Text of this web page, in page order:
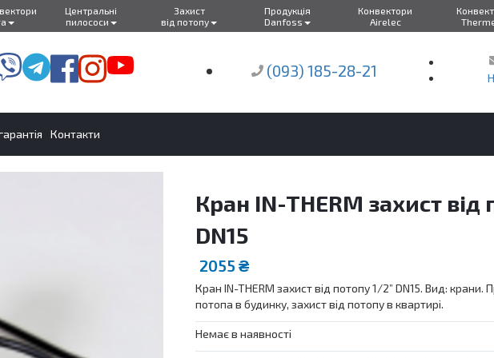
(093) 185-28-21
Контакти
Кран IN-THERM захист від
DN15
2055 ₴
Кран IN-THERM захист від потопу 1/2” DN15. Вид: крани.
потопа в будинку, захист від потопу в квартирі.
Немає в наявності
Центральні
пилососи
Захист
від потопу
Продукція
Danfoss
Конвектори
Airelec